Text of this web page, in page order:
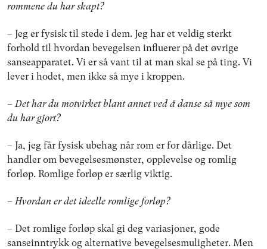
rommene du har skapt?
– Jeg er fysisk til stede i dem. Jeg har et veldig sterkt
forhold til hvordan bevegelsen influerer på det øvrige
sanseapparatet. Vi er så vant til at man skal se på ting. Vi
lever i hodet, men ikke så mye i kroppen.
– Det har du motvirket blant annet ved å danse så mye som
du har gjort?
– Ja, jeg får fysisk ubehag når rom er for dårlige. Det
handler om bevegelsesmønster, opplevelse og romlig
forløp. Romlige forløp er særlig viktig.
– Hvordan er det ideelle romlige forløp?
– Det romlige forløp skal gi deg variasjoner, gode
sanseinntrykk og alternative bevegelsesmuligheter. Men